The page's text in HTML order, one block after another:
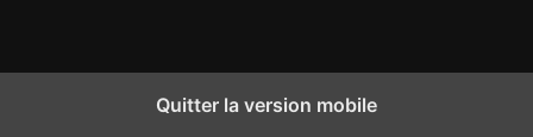
Quitter la version mobile